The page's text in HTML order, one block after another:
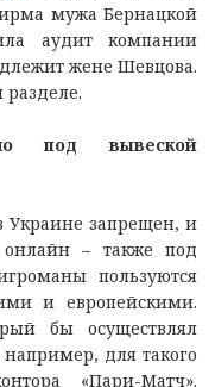
мужа Бернацкой
аудит компании
жене Шевцова.
под вывеской
Украине запрещен, и
– также под
пользуются
и европейскими.
бы осуществлял
для такого
«Пари-Матч».